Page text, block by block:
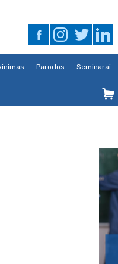
Parodos Seminarai